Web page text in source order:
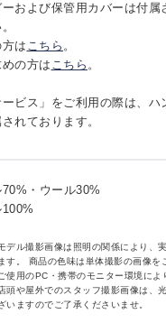
および保管用カバーは付属
は こちら 。
の方は こちら 。
ビス」をご利用の際は、ハ
れております。
・ウール30%
ル撮影画像は照明の関係により、
す。 商品の色味は単体撮影の画像を
使用のPC・携帯のモニター環境によ
頭や屋外でのスタッフ撮影画像は、
いますのでご了承くださいませ。